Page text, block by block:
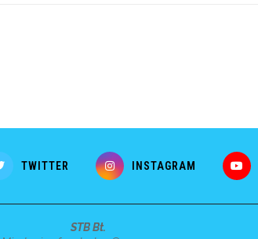
TWITTER INSTAGRAM
STB Bt.